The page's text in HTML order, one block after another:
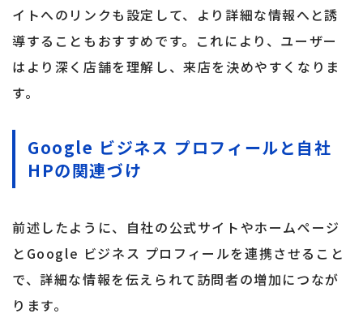
イトへのリンクも設定して、より詳細な情報へと誘
導することもおすすめです。これにより、ユーザー
はより深く店舗を理解し、来店を決めやすくなりま
す。
Google ビジネス プロフィールと自社
HPの関連づけ
前述したように、自社の公式サイトやホームページ
とGoogle ビジネス プロフィールを連携させること
で、詳細な情報を伝えられて訪問者の増加につなが
ります。